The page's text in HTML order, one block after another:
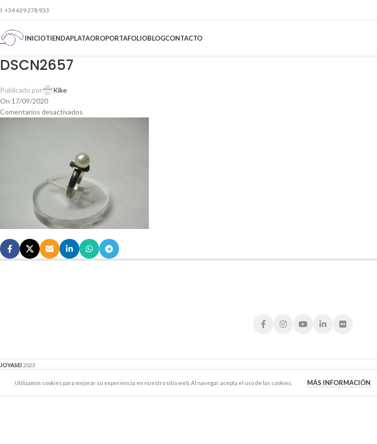
+34 629 278 933
INICIOTIENDAPLATAOROPORTAFOLIOBLOGCONTACTO
DSCN2657
Publicado por
Kike
On 17/09/2020
Comentarios desactivados
JOYASEI 2023
Utilizamos cookies para mejorar su experiencia en nuestro sitio web. Al navegar, acepta el uso de las cookies. MÁS INFORMACIÓN